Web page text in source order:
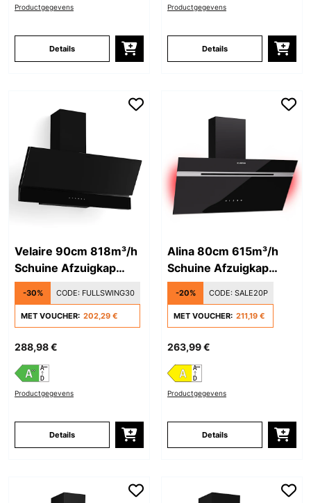
Productgegevens
Details
Productgegevens
Details
Velaire 90cm 818m³/h
Schuine Afzuigkap
Zwart
-30% CODE: FULLSWING30
MET VOUCHER: 202,29 €
288,98 €
Productgegevens
Details
Alina 80cm 615m³/h
Schuine Afzuigkap
Zwart
-20% CODE: SALE20P
MET VOUCHER: 211,19 €
263,99 €
Productgegevens
Details